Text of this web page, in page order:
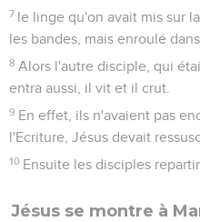
7 le linge qu'on avait mis sur
les bandes, mais enroulé
8 Alors l'autre disciple, qui
entra aussi, il vit et il crut.
9 En effet, ils n'avaient pas
l'Ecriture, Jésus devait
10 Ensuite les disciples
Jésus se montre à